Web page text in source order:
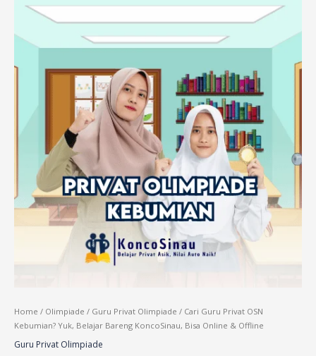
Home / Olimpiade / Guru Privat Olimpiade / Cari Guru Privat OSN
Kebumian? Yuk, Belajar Bareng KoncoSinau, Bisa Online & Offline
Guru Privat Olimpiade